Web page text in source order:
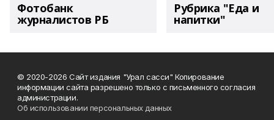
Фотобанк
журналистов РБ
Рубрика "Еда и
напитки"
© 2020-2026 Сайт издания "Урал сасси" Копирование
информации сайта разрешено только с письменного согласия
администрации.
Об использовании персональных данных